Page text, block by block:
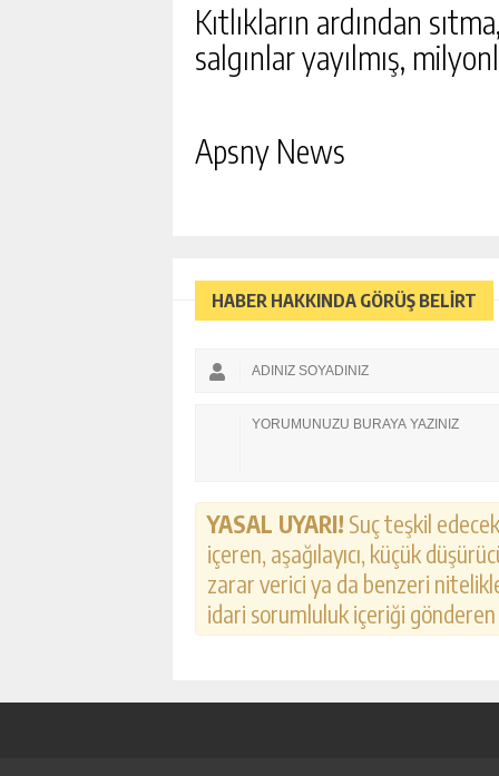
Kıtlıkların ardından
salgınlar yayılmış,
Apsny News
HABER HAKKINDA GÖRÜŞ BELİRT
YASAL UYARI! Suç teşkil
içeren, aşağılayıcı, küçük
zarar verici ya da benzeri
idari sorumluluk içeriği